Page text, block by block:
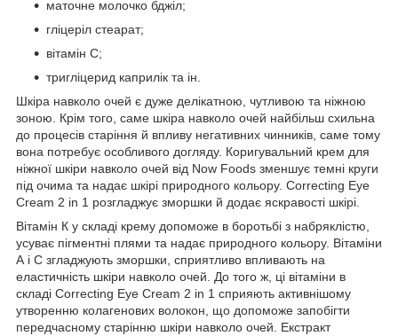
маточне молочко бджіл;
гліцеріл стеарат;
вітамін С;
тригліцерид каприлік та ін.
Шкіра навколо очей є дуже делікатною, чутливою та ніжною
зоною. Крім того, саме шкіра навколо очей найбільш схильна
до процесів старіння й впливу негативних чинників, саме тому
вона потребує особливого догляду. Коригувальний крем для
ніжної шкіри навколо очей від Now Foods зменшує темні круги
під очима та надає шкірі природного кольору. Correcting Eye
Cream 2 in 1 розгладжує зморшки й додає яскравості шкірі.
Вітамін К у складі крему допоможе в боротьбі з набряклістю,
усуває пігментні плями та надає природного кольору. Вітаміни
А і C згладжують зморшки, сприятливо впливають на
еластичність шкіри навколо очей. До того ж, ці вітаміни в
складі Correcting Eye Cream 2 in 1 сприяють активнішому
утворенню колагенових волокон, що допоможе запобігти
передчасному старінню шкіри навколо очей. Екстракт